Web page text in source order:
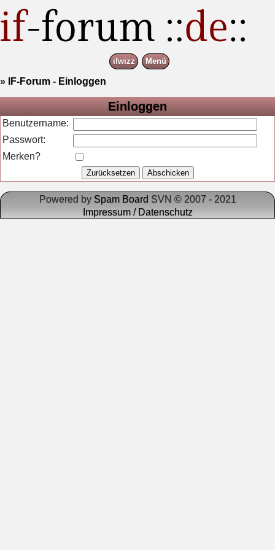
ifwizz Menü
» IF-Forum - Einloggen
Einloggen
Benutzername:
Passwort:
Merken?
Powered by Spam Board SVN © 2007 - 2021
Impressum / Datenschutz